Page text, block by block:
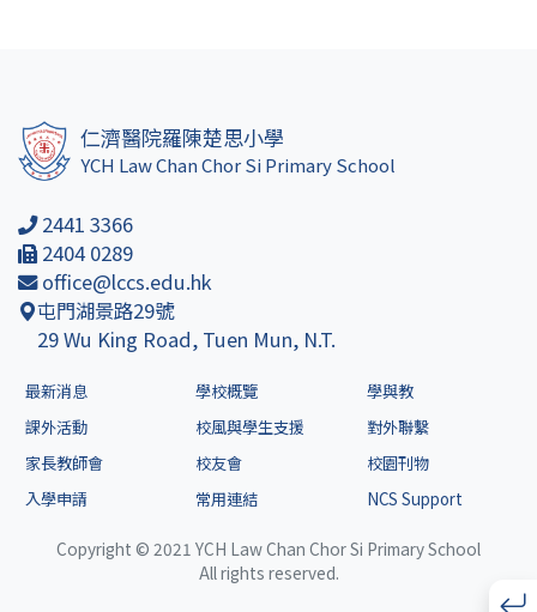
仁濟醫院羅陳楚思小學
YCH Law Chan Chor Si Primary School
2441 3366
2404 0289
office@lccs.edu.hk
屯門湖景路29號
29 Wu King Road, Tuen Mun, N.T.
最新消息 學校概覽
學與教
課外活動
校風與學生支援
對外聯繫
家長教師會
校友會
校園刊物
入學申請
常用連結 NCS Support
Copyright © 2021 YCH Law Chan Chor Si Primary School
All rights reserved.